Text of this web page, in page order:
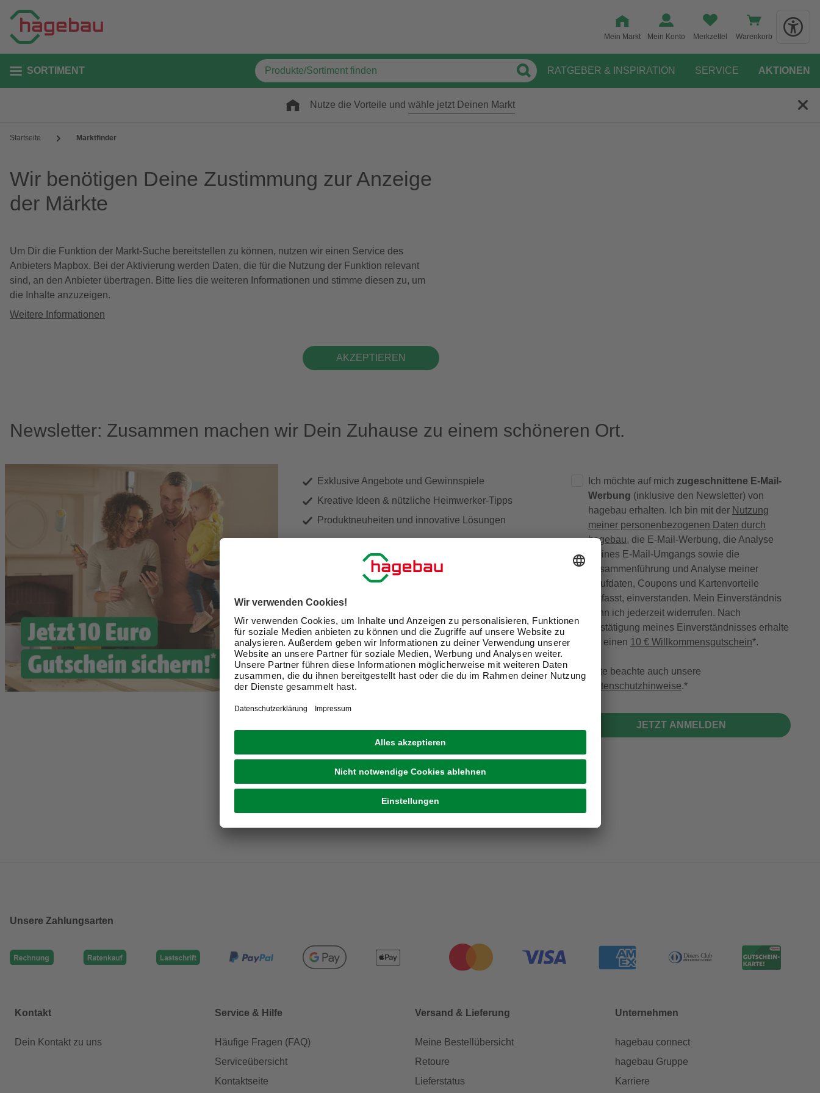
Mein Markt Mein Konto Merkzettel Warenkorb
SORTIMENT RATGEBER & INSPIRATION SERVICE AKTIONEN
Nutze die Vorteile und wähle jetzt Deinen Markt
Startseite Marktfinder
Wir benötigen Deine Zustimmung zur Anzeige
der Märkte
Um Dir die Funktion der Markt-Suche bereitstellen zu können, nutzen wir einen Service des
Anbieters Mapbox. Bei der Aktivierung werden Daten, die für die Nutzung der Funktion relevant
sind, an den Anbieter übertragen. Bitte lies die weiteren Informationen und stimme diesen zu, um
die Inhalte anzuzeigen.
Weitere Informationen
AKZEPTIEREN
Newsletter: Zusammen machen wir Dein Zuhause zu einem schöneren Ort.
Exklusive Angebote und Gewinnspiele
Kreative Ideen & nützliche Heimwerker-Tipps
Produktneuheiten und innovative Lösungen
Ich möchte auf mich zugeschnittene E-Mail-
Werbung (inklusive den Newsletter) von
hagebau erhalten. Ich bin mit der Nutzung
meiner personenbezogenen Daten durch
hagebau, die E-Mail-Werbung, die Analyse
meines E-Mail-Umgangs sowie die
Zusammenführung und Analyse meiner
Kaufdaten, Coupons und Kartenvorteile
umfasst, einverstanden. Mein Einverständnis
kann ich jederzeit widerrufen. Nach
Bestätigung meines Einverständnisses erhalte
ich einen 10 € Willkommensgutschein*.
Bitte beachte auch unsere
Datenschutzhinweise.
JETZT ANMELDEN
Unsere Zahlungsarten
Kontakt
Dein Kontakt zu uns
Service & Hilfe
Häufige Fragen (FAQ)
Serviceübersicht
Kontaktseite
Versand & Lieferung
Meine Bestellübersicht
Retoure
Lieferstatus
Unternehmen
hagebau connect
hagebau Gruppe
Karriere